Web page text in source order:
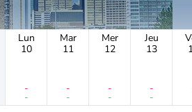
Lun
10
-
-
Mar
11
-
-
Mer
12
-
-
Jeu
13
-
-